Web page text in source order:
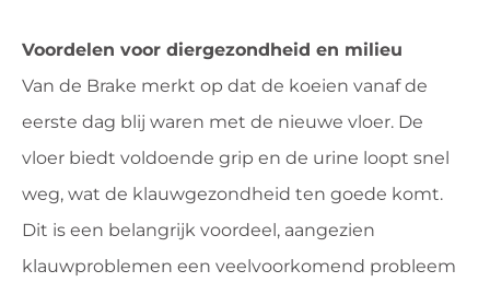
Voordelen voor diergezondheid en milieu
Van de Brake merkt op dat de koeien vanaf de
eerste dag blij waren met de nieuwe vloer. De
vloer biedt voldoende grip en de urine loopt snel
weg, wat de klauwgezondheid ten goede komt.
Dit is een belangrijk voordeel, aangezien
klauwproblemen een veelvoorkomend probleem